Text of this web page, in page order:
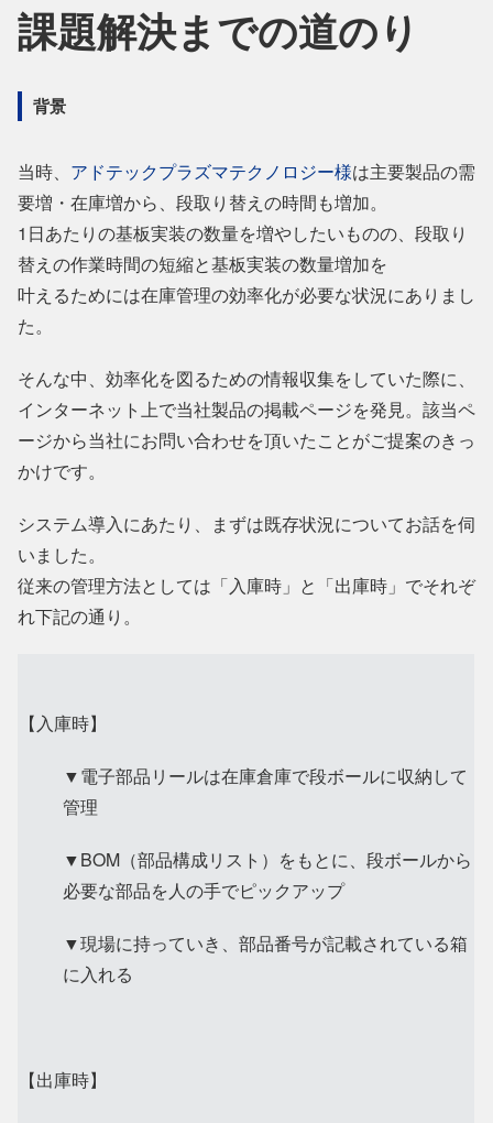
課題解決までの道のり
背景
当時、 アドテックプラズマテクノロジー様は主要製品の需
要増・在庫増から、段取り替えの時間も増加。
1日あたりの基板実装の数量を増やしたいものの、段取り
替えの作業時間の短縮と基板実装の数量増加を
叶えるためには在庫管理の効率化が必要な状況にありまし
た。
そんな中、効率化を図るための情報収集をしていた際に、
インターネット上で当社製品の掲載ページを発見。該当ペ
ージから当社にお問い合わせを頂いたことがご提案のきっ
かけです。
システム導入にあたり、まずは既存状況についてお話を伺
いました。
従来の管理方法としては「入庫時」と「出庫時」でそれぞ
れ下記の通り。
【入庫時】
▼電子部品リールは在庫倉庫で段ボールに収納して
管理
▼BOM（部品構成リスト）をもとに、段ボールから
必要な部品を人の手でピックアップ
▼現場に持っていき、部品番号が記載されている箱
に入れる
【出庫時】